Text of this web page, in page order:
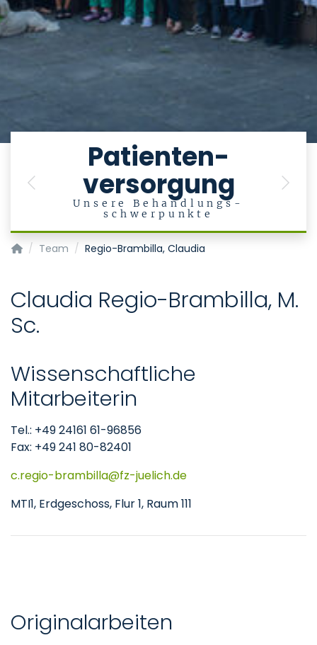
Patienten-
versorgung
Unsere Behandlungs-
schwerpunkte
Previous Next
Klinik für Psychiatrie, Psychotherapie und Psychosomatik
Team Regio-Brambilla, Claudia
Claudia Regio-Brambilla, M.
Sc.
Wissenschaftliche
Mitarbeiterin
Tel.: +49 24161 61-96856
Fax: +49 241 80-82401
c.regio-brambilla
fz-juelichde
MTI1, Erdgeschoss, Flur 1, Raum 111
Originalarbeiten